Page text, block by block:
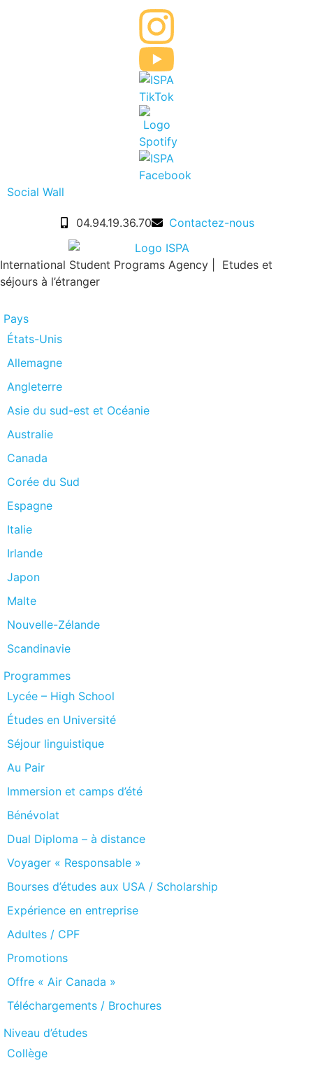
Social Wall
04.94.19.36.70 Contactez-nous
International Student Programs Agency | Etudes et
séjours à l’étranger
Pays
États-Unis
Allemagne
Angleterre
Asie du sud-est et Océanie
Australie
Canada
Corée du Sud
Espagne
Italie
Irlande
Japon
Malte
Nouvelle-Zélande
Scandinavie
Programmes
Lycée – High School
Études en Université
Séjour linguistique
Au Pair
Immersion et camps d’été
Bénévolat
Dual Diploma – à distance
Voyager « Responsable »
Bourses d’études aux USA / Scholarship
Expérience en entreprise
Adultes / CPF
Promotions
Offre « Air Canada »
Téléchargements / Brochures
Niveau d’études
Collège